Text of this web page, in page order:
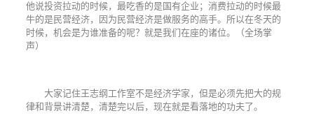
他说投资拉动的时候，最吃香的是国有企业；消费拉动的时候最
牛的是民营经济，因为民营经济是做服务的高手。所以在冬天的
时候，机会是为谁准备的呢？就是我们在座的诸位。（全场掌
声）
大家记住王志纲工作室不是经济学家，但是必须先把大的规
律和背景讲清楚，清楚完以后，现在就是看落地的功夫了。